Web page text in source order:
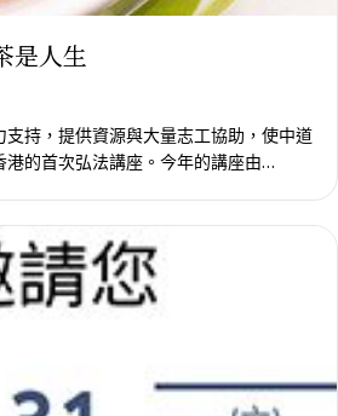
是人生
持，提供資源與大量志工協助，使中道
港的首次弘法講座。今年的講座由…